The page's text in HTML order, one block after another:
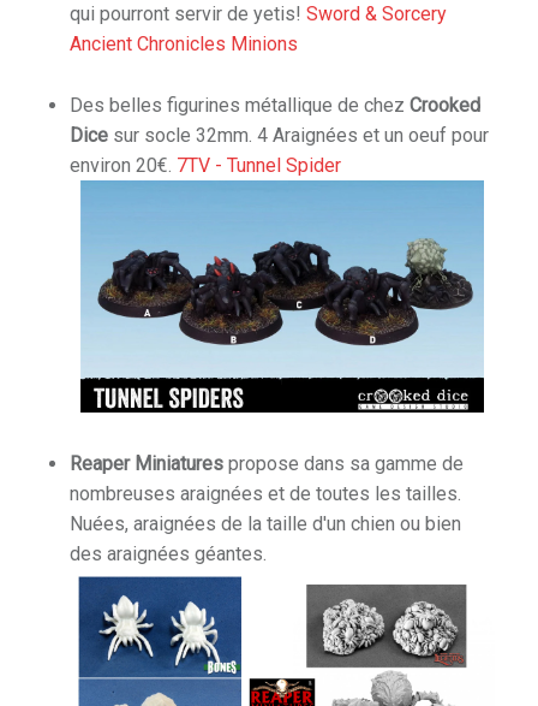
qui pourront servir de yetis! Sword & Sorcery
Ancient Chronicles Minions
Des belles figurines métallique de chez Crooked
Dicesur socle 32mm. 4 Araignées et un oeuf pour
environ 20€. 7TV - Tunnel Spider
Reaper Miniaturespropose dans sa gamme de
nombreuses araignées et de toutes les tailles.
Nuées, araignées de la taille d'un chien ou bien
des araignées géantes.